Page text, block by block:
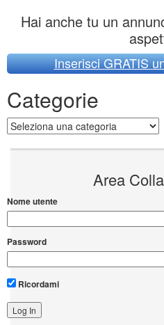
Hai anche tu un
Inserisci GRATIS
Categorie
Categorie
Area
Nome utente
Password
Ricordami